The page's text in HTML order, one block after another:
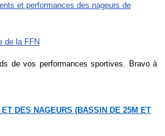
et performances des nageurs de
de la FFN
de vos performances sportives. Bravo à
DES NAGEURS (BASSIN DE 25M ET